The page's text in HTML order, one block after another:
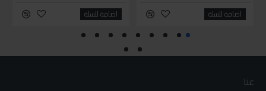
اضافة للسلة اضافة للسلة
عنا